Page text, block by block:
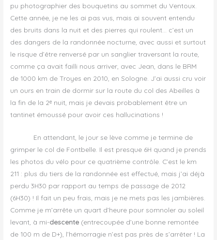
pu photographier des bouquetins au sommet du Ventoux.
Cette année, je ne les ai pas vus, mais ai souvent entendu
des bruits dans la nuit et des pierres qui roulent… c’est un
des dangers de la randonnée nocturne, avec aussi et surtout
le risque d’être renversé par un sanglier traversant la route,
comme ça avait failli nous arriver, avec Jean, dans le BRM
de 1000 km de Troyes en 2010, en Sologne. J’ai aussi cru voir
un ours en train de dormir sur la route du col des Abeilles à
la fin de la 2ᵉ nuit, mais je devais probablement être un
tantinet émoussé pour avoir ces hallucinations !
En attendant, le jour se lève comme je termine de
grimper le col de Fontbelle. Il est presque 6H quand je prends
les photos du vélo pour ce quatrième contrôle. C’est le km
211 : plus du tiers de la randonnée est effectué, mais j’ai déjà
perdu 3H30 par rapport au temps de passage de 2012
(6H30) ! Il fait un peu frais, mais je ne mets pas les jambières.
Comme je m’arrête un quart d’heure pour somnoler au soleil
levant, à mi-descente (entrecoupée d’une bonne remontée
de 100 m de D+), l’hémorragie n’est pas près de s’arrêter ! La